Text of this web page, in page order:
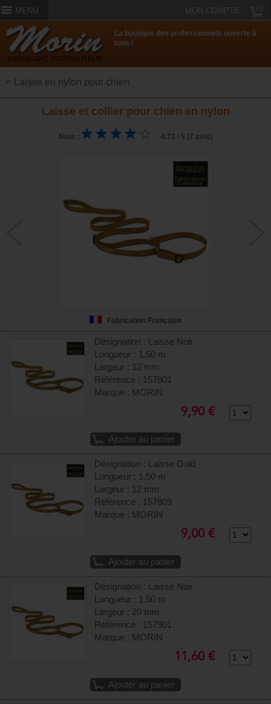
MENU MON COMPTE
La boutique des professionnels ouverte à
tous !
< Laisse en nylon pour chien
Laisse et collier pour chien en nylon
Note : 4.71 / 5 (7 avis)
Fabrication Française
Désignation : Laisse Noir
Longueur : 1.50 m
Largeur : 12 mm
Référence : 157801
Marque : MORIN
9,90 €
Ajouter au panier
Désignation : Laisse Gold
Longueur : 1.50 m
Largeur : 12 mm
Référence : 157809
Marque : MORIN
9,00 €
Ajouter au panier
Désignation : Laisse Noir
Longueur : 1.50 m
Largeur : 20 mm
Référence : 157901
Marque : MORIN
11,60 €
Ajouter au panier